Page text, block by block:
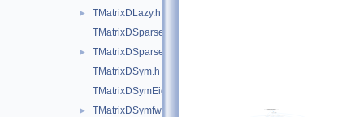
►
TMatrixDLazy.h
TMatrixDSparse.h
►
TMatrixDSparsefwd.h
TMatrixDSym.h
TMatrixDSymEigen.h
►
TMatrixDSymfwd.h